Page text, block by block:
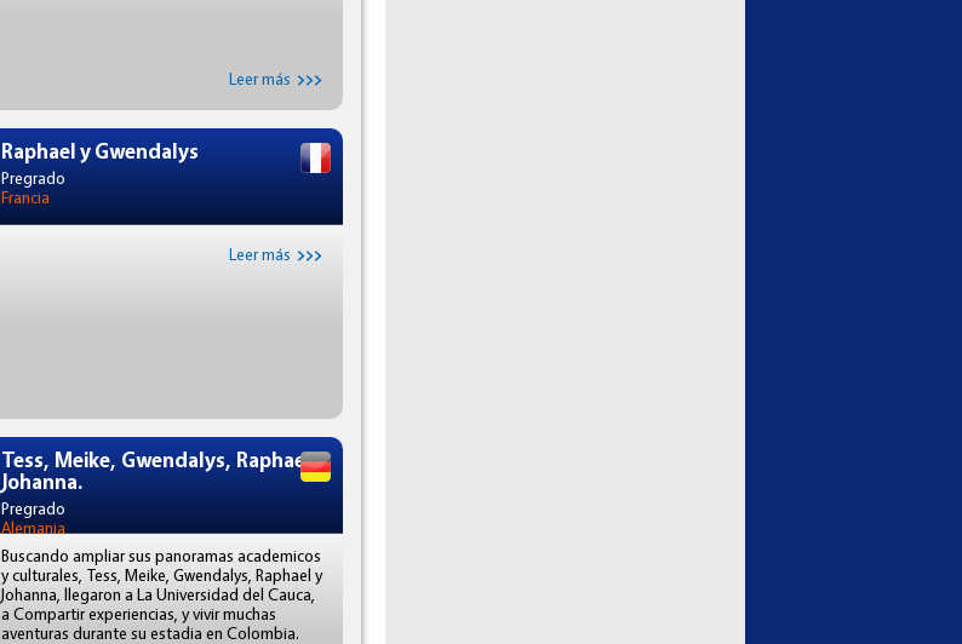
Leer más
Raphael y Gwendalys
Pregrado
Francia
Leer más
Tess, Meike, Gwendalys, Raphael y
Johanna.
Pregrado
Alemania
Buscando ampliar sus panoramas academicos
y culturales, Tess, Meike, Gwendalys, Raphael y
Johanna, llegaron a La Universidad del Cauca,
a Compartir experiencias, y vivir muchas
aventuras durante su estadia en Colombia.